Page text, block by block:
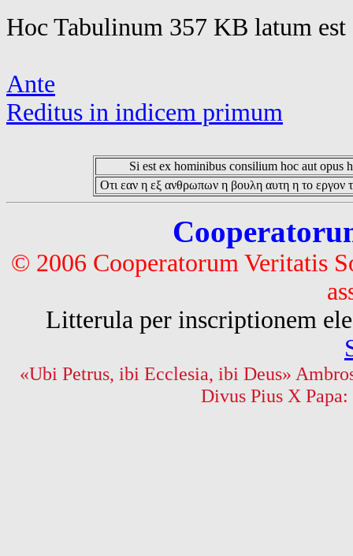
Hoc Tabulinum 357 KB latum
Ante
Reditus in indicem primum
Si est ex hominibus consilium hoc aut opus
Οτι εαν η εξ ανθρωπων η βουλη αυτη η το εργον
© 2006 Cooperatorum Veritatis
Litterula per inscriptionem
«Ubi Petrus, ibi Ecclesia, ibi Deus»
Divus Pius X Papa: